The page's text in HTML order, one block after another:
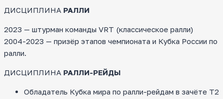
ДИСЦИПЛИНА РАЛЛИ
2023 — штурман команды VRT (классическое ралли)
2004-2023 — призёр этапов чемпионата и Кубка России по
ралли.
ДИСЦИПЛИНА РАЛЛИ-РЕЙДЫ
Обладатель Кубка мира по ралли-рейдам в зачёте Т2